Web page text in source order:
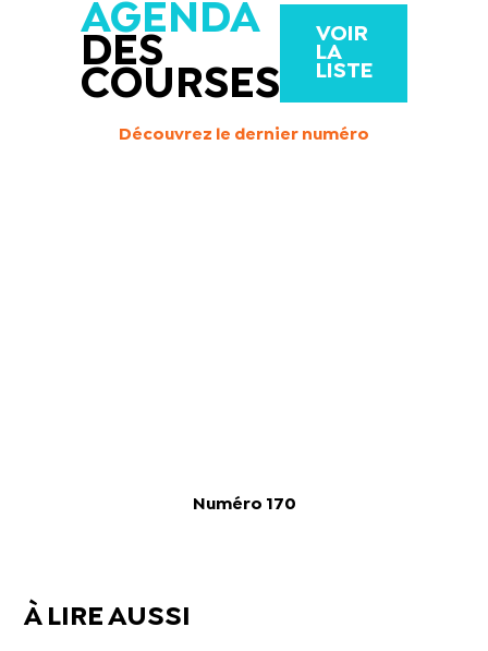
AGENDA
DES
COURSES
VOIR
LA
LISTE
Découvrez le dernier numéro
Numéro 170
À LIRE AUSSI